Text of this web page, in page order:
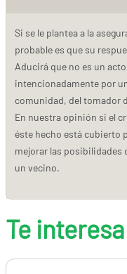
Si se le plantea a la
probable es que su
Aducirá que no es un
intencionadamente por
comunidad, del tomador
En nuestra opinión si el
éste hecho está cubierto
mejorar las posibilidades
un vecino.
Te interesa